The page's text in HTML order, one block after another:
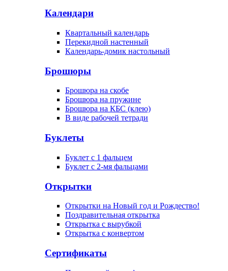
Календари
Квартальный календарь
Перекидной настенный
Календарь-домик настольный
Брошюры
Брошюра на скобе
Брошюра на пружине
Брошюра на КБС (клею)
В виде рабочей тетради
Буклеты
Буклет с 1 фальцем
Буклет с 2-мя фальцами
Открытки
Открытки на Новый год и Рождество!
Поздравительная открытка
Открытка с вырубкой
Открытка с конвертом
Сертификаты